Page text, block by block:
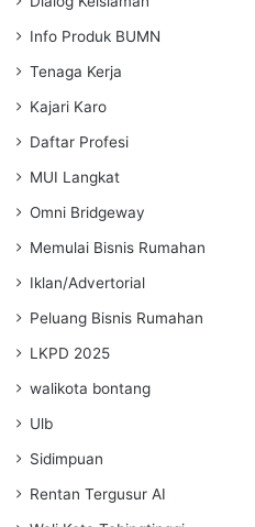
Info Produk BUMN
Tenaga Kerja
Kajari Karo
Daftar Profesi
MUI Langkat
Omni Bridgeway
Memulai Bisnis Rumahan
Iklan/Advertorial
Peluang Bisnis Rumahan
LKPD 2025
walikota bontang
Ulb
Sidimpuan
Rentan Tergusur AI